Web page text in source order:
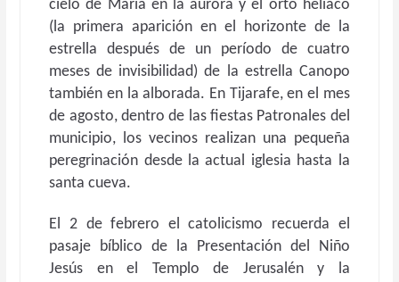
cielo de María en la aurora y el orto helíaco
(la primera aparición en el horizonte de la
estrella después de un período de cuatro
meses de invisibilidad) de la estrella Canopo
también en la alborada. En Tijarafe, en el mes
de agosto, dentro de las fiestas Patronales del
municipio, los vecinos realizan una pequeña
peregrinación desde la actual iglesia hasta la
santa cueva.
El 2 de febrero el catolicismo recuerda el
pasaje bíblico de la Presentación del Niño
Jesús en el Templo de Jerusalén y la